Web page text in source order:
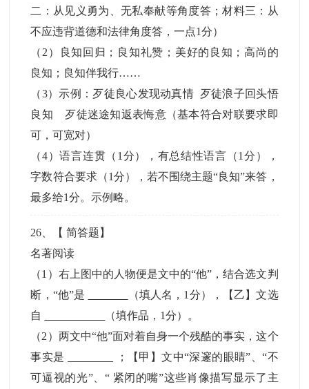
二：从见义勇为、无私奉献等角度答；材料三：从
不应违背道德和法律角度答，一点1分）
（2）良知回归；良知礼赞；美好的良知；高尚的
良知；良知伴我行……
（3）示例：歹徒良心发现动真情 歹徒浪子回头悟
良知 歹徒迷途知返表悔意（基本符合对联要求即
可，可宽对）
（4）语言连贯（1分），有总结性语言（1分），
字数符合要求（1分），若不围绕主题“良知”来答，
最多给1分。示例略。
26 、【简答题 】
名著阅读
（1）右上图中的人物便是文中的“他”，结合选文判
断，“他”是
（填人名，1分），【乙】文选
自
（填作品，1分）。
（2）两文中“他”面对着自身一个残酷的事实，这个
事实是
；【甲】文中“深邃的眼睛”、“不
可逼视的光”、“ 紧闭的嘴”这些肖像描写显示了主